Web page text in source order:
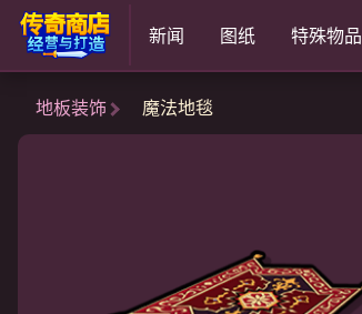
新闻 图纸 特殊物品
地板装饰 魔法地毯